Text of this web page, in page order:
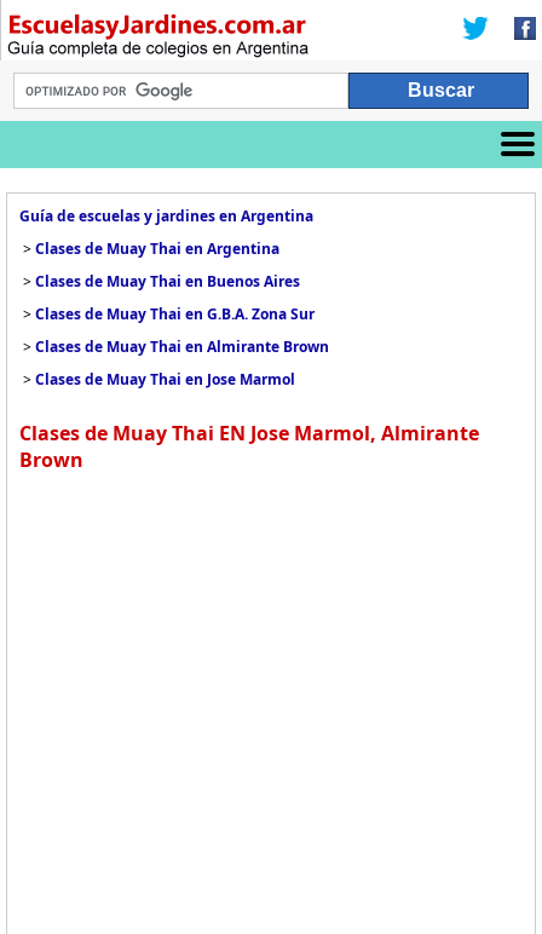
Guía de escuelas y jardines en Argentina
>Clases de Muay Thai en Argentina
>Clases de Muay Thai en Buenos Aires
>Clases de Muay Thai en G.B.A. Zona Sur
>Clases de Muay Thai en Almirante Brown
>Clases de Muay Thai en Jose Marmol
Clases de Muay Thai EN Jose Marmol, Almirante
Brown